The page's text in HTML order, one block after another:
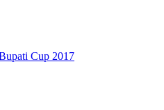
Cup 2017